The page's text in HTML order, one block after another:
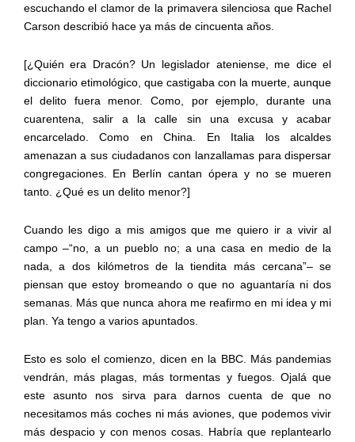
escuchando el clamor de la primavera silenciosa queRachel
Carson describió hace ya más de cincuenta años.
[¿Quién era Dracón? Un legislador ateniense, me dice el
diccionario etimológico, que castigaba con la muerte aunque
el delito fuera menor. Como
por ejemplo, durante una
cuarentena, salir a la calle sin una excusa y acabar
encarcelado. Como en China. En Italia los alcaldes
amenazan a sus ciudadanos con lanzallamas para dispersar
congregaciones. En Berlín cantan ópera y no se mueren
tanto. ¿Qué es un delito menor?]
Cuando les digo a mis amigos que me quiero ir a vivir al
campo–“no, a un pueblo no; auna casa en medio de la
nada, a doskilómetros de la tiendita más cercana”–se
piensan que estoy bromeando o que no aguantaría ni dos
semanas. Más que nunca ahora me reafirmo en mi idea y mi
plan. Ya tengo a varios apuntados.
Esto es solo el comienzo, dicen en la BBC. Más pandemias
vendrán, más plagas, más tormentas y fuegos. Ojalá que
este asunto nos sirva para darnos cuenta de que no
necesitamos más coches ni más aviones, que podemos vivir
más despacio y con menos cosas. Habría que replantearlo